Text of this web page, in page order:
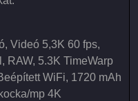
Videó 5,3K 60 fps,
RAW, 5.3K TimeWarp
WiFi, 1720 mAh
mp 4K